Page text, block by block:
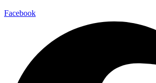
Facebook